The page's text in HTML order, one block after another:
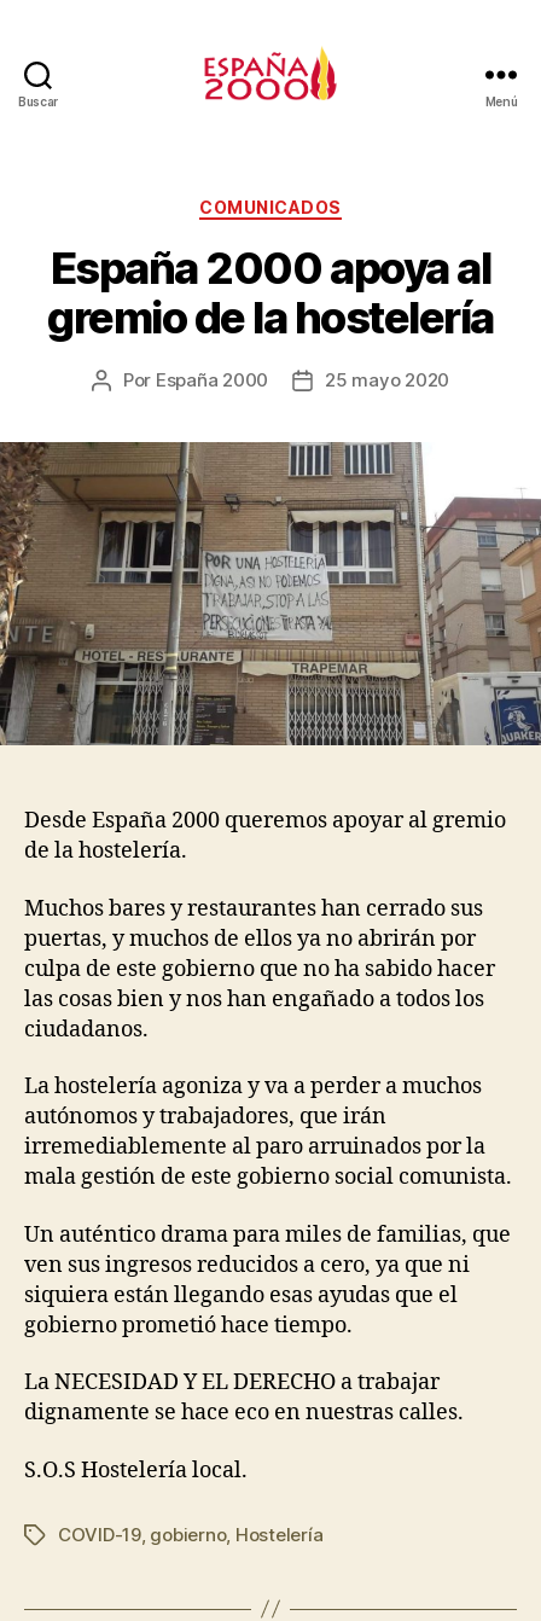
Buscar Menú
COMUNICADOS
España 2000 apoya al
gremio de la hostelería
Por España 2000 25 mayo 2020
Desde España 2000 queremos apoyar al gremio
de la hostelería.
Muchos bares y restaurantes han cerrado sus
puertas, y muchos de ellos ya no abrirán por
culpa de este gobierno que no ha sabido hacer
las cosas bien y nos han engañado a todos los
ciudadanos.
La hostelería agoniza y va a perder a muchos
autónomos y trabajadores, que irán
irremediablemente al paro arruinados por la
mala gestión de este gobierno social comunista.
Un auténtico drama para miles de familias, que
ven sus ingresos reducidos a cero, ya que ni
siquiera están llegando esas ayudas que el
gobierno prometió hace tiempo.
La NECESIDAD Y EL DERECHO a trabajar
dignamente se hace eco en nuestras calles.
S.O.S Hostelería local.
COVID-19, gobierno, Hostelería